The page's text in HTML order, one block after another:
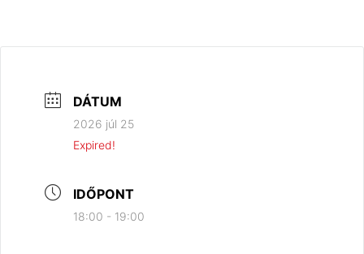
DÁTUM
2026 júl 25
Expired!
IDŐPONT
18:00 - 19:00